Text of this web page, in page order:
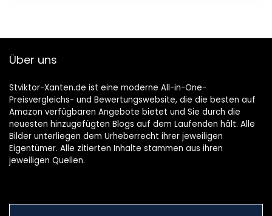
Über uns
Stviktor-Xanten.de ist eine moderne All-in-One-
Preisvergleichs- und Bewertungswebsite, die die besten auf
Amazon verfügbaren Angebote bietet und Sie durch die
neuesten hinzugefügten Blogs auf dem Laufenden hält. Alle
Bilder unterliegen dem Urheberrecht ihrer jeweiligen
Eigentümer. Alle zitierten Inhalte stammen aus ihren
jeweiligen Quellen.